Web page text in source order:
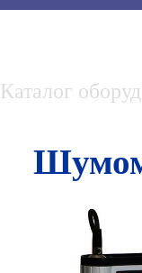
Каталог